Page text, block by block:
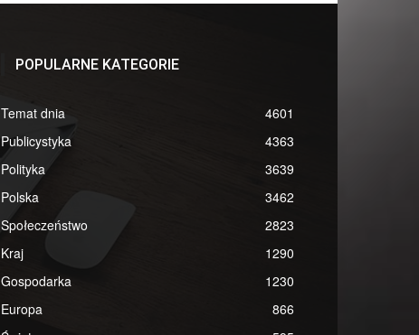
POPULARNE KATEGORIE
Temat dnia
4601
Publicystyka
4363
Polityka
3639
Polska
3462
Społeczeństwo
2823
Kraj
1290
Gospodarka
1230
Europa
866